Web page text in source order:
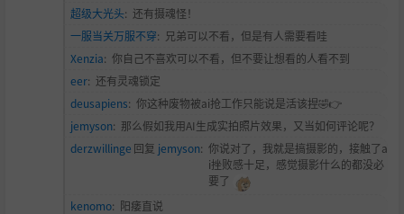
超级大光头: 还有摄魂怪！
一服当关万服不穿: 兄弟可以不看，但是有人需要看哇
Xenzia: 你自己不喜欢可以不看，但不要让想看的人看不到
eer: 还有灵魂锁定
deusapiens: 你这种废物被ai抢工作只能说是活该捏🤣👉
jemyson: 那么假如我用AI生成实拍照片效果，又当如何评论呢？
derzwillinge 回复 jemyson: 你说对了，我就是搞摄影的，接触了a
i挫败感十足，感觉摄影什么的都没必
要了
kenomo: 阳痿直说